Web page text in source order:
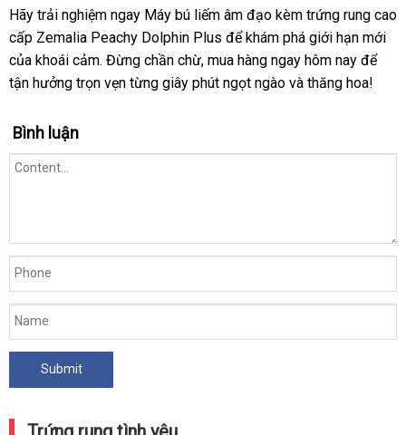
Hãy trải nghiệm ngay Máy bú liếm âm đạo kèm trứng rung cao
cấp Zemalia Peachy Dolphin Plus để khám phá giới hạn mới
của khoái cảm. Đừng chần chừ, mua hàng ngay hôm nay để
tận hưởng trọn vẹn từng giây phút ngọt ngào và thăng hoa!
Bình luận